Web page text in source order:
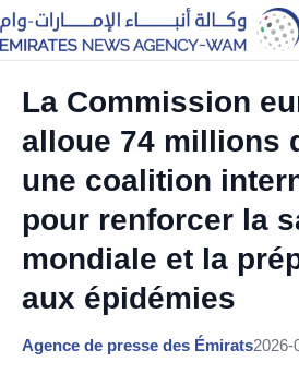
La Commission
alloue 74 millions
une coalition
pour renforcer la
mondiale et la
aux épidémies
Agence de presse des Émirats2026-